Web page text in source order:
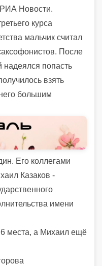
Новости.
курса
мальчик считал
После
надеялся попасть
взять
большим
Его коллегами
Казаков -
имени
места, а Михаил ещё